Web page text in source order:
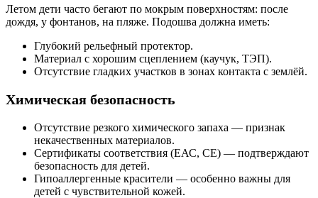
Летом дети часто бегают по мокрым поверхностям: после
дождя, у фонтанов, на пляже. Подошва должна иметь:
Глубокий рельефный протектор.
Материал с хорошим сцеплением (каучук, ТЭП).
Отсутствие гладких участков в зонах контакта с землёй.
Химическая безопасность
Отсутствие резкого химического запаха — признак
некачественных материалов.
Сертификаты соответствия (ЕАС, CE) — подтверждают
безопасность для детей.
Гипоаллергенные красители — особенно важны для
детей с чувствительной кожей.